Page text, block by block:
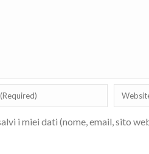
i miei dati (nome, email, sito